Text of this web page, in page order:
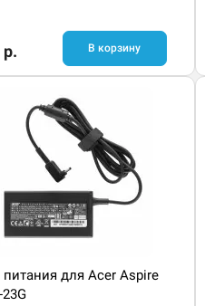
р. В корзину
питания для Acer Aspire